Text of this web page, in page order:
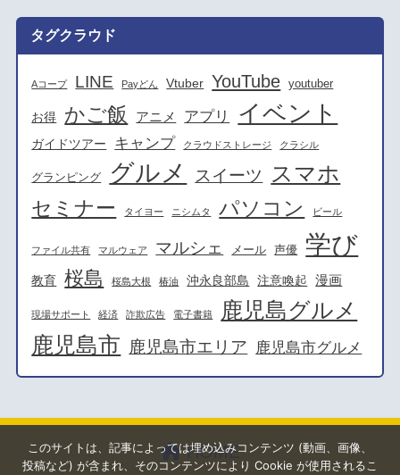
タグクラウド
Aコープ LINE Payどん Vtuber YouTube youtuber
お得 かご飯 アニメ アプリ イベント
ガイドツアー キャンプ クラウドストレージ クラシル
グランピング グルメ スイーツ スマホ
セミナー タイヨー ニシムタ パソコン ビール
ファイル共有 マルウェア マルシェ メール 声優 学び
教育 桜島 桜島大根 椿油 沖永良部島 注意喚起 漫画
現場サポート 経済 詐欺広告 電子書籍 鹿児島グルメ
鹿児島市 鹿児島市エリア 鹿児島市グルメ
HOME
このサイトは、記事によっては埋め込みコンテンツ (動画、画像、
投稿など) が含まれ、そのコンテンツにより Cookie が使用されるこ